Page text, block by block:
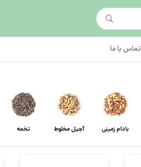
تماس با ما
بادام زمینی آجیل مخلوط تخمه